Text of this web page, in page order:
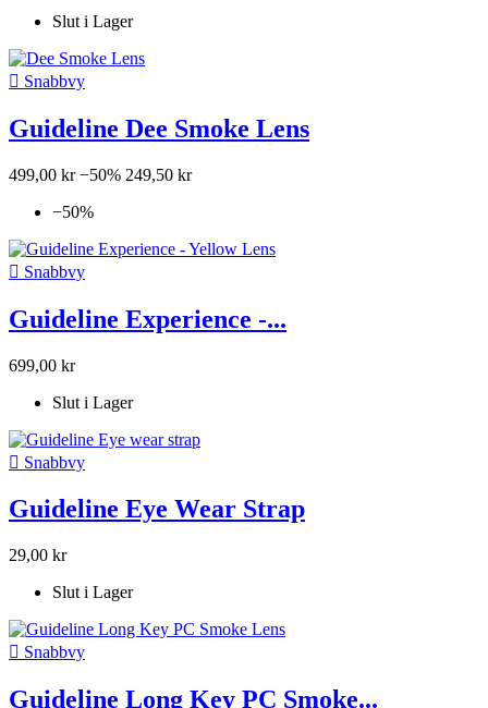
Slut i Lager
 Snabbvy
Guideline Dee Smoke Lens
499,00 kr −50% 249,50 kr
−50%
 Snabbvy
Guideline Experience -...
699,00 kr
Slut i Lager
 Snabbvy
Guideline Eye Wear Strap
29,00 kr
Slut i Lager
 Snabbvy
Guideline Long Key PC Smoke...